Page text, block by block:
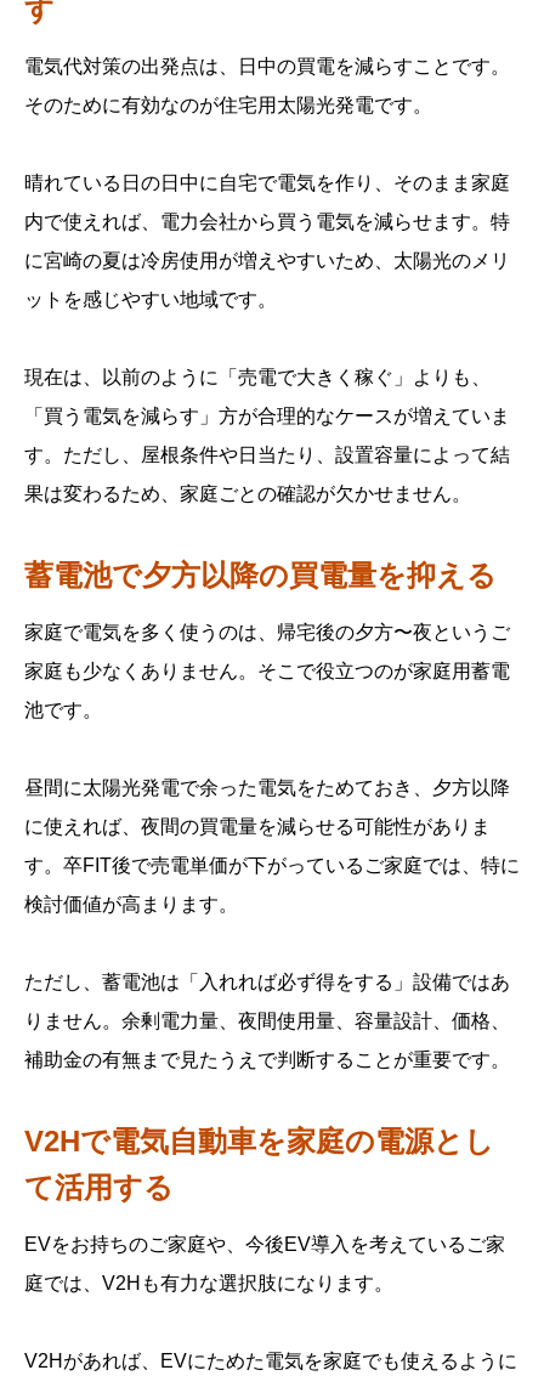
す
電気代対策の出発点は、日中の買電を減らすことです。
そのために有効なのが住宅用太陽光発電です。
晴れている日の日中に自宅で電気を作り、そのまま家庭
内で使えれば、電力会社から買う電気を減らせます。特
に宮崎の夏は冷房使用が増えやすいため、太陽光のメリ
ットを感じやすい地域です。
現在は、以前のように「売電で大きく稼ぐ」よりも、
「買う電気を減らす」方が合理的なケースが増えていま
す。ただし、屋根条件や日当たり、設置容量によって結
果は変わるため、家庭ごとの確認が欠かせません。
蓄電池で夕方以降の買電量を抑える
家庭で電気を多く使うのは、帰宅後の夕方〜夜というご
家庭も少なくありません。そこで役立つのが家庭用蓄電
池です。
昼間に太陽光発電で余った電気をためておき、夕方以降
に使えれば、夜間の買電量を減らせる可能性がありま
す。卒FIT後で売電単価が下がっているご家庭では、特に
検討価値が高まります。
ただし、蓄電池は「入れれば必ず得をする」設備ではあ
りません。余剰電力量、夜間使用量、容量設計、価格、
補助金の有無まで見たうえで判断することが重要です。
V2Hで電気自動車を家庭の電源とし
て活用する
EVをお持ちのご家庭や、今後EV導入を考えているご家
庭では、V2Hも有力な選択肢になります。
V2Hがあれば、EVにためた電気を家庭でも使えるように